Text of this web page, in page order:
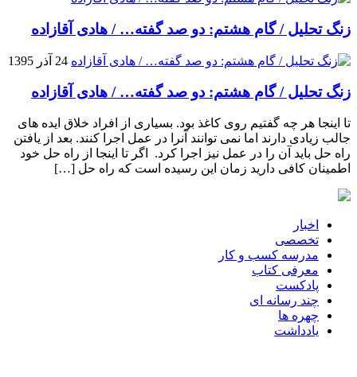
زنگ تحلیل / گام هشتم: دو صد گفته… / هادی آقازاده
24 آذر 1395
زنگ تحلیل / گام هشتم: دو صد گفته… / هادی آقازاده
تا اینجا هر چه گفتیم روی کاغذ بود. بسیاری از افراد خلاق ایده های
جالب زیادی دارند اما نمی توانند آنرا در عمل اجرا کنند. بعد از یافتن
راه حل باید آن را در عمل نیز اجرا کرد. اگر تا اینجا از راه حل خود
اطمینان کافی دارید زمان این رسیده است که راه حل […]
اخبار
تخصصی
مدرسه کسب و کار
معرفی کتاب
پادکست
چند رسانه ای
چهره ها
یادداشت